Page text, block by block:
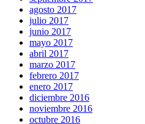
agosto 2017
julio 2017
junio 2017
mayo 2017
abril 2017
marzo 2017
febrero 2017
enero 2017
diciembre 2016
noviembre 2016
octubre 2016